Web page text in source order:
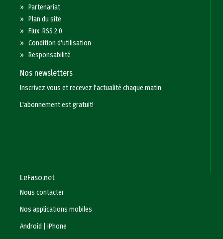
»Partenariat
»Plan du site
»Flux RSS 2.0
»Condition d'utilisation
»Responsabilité
Nos newsletters
Inscrivez vous et recevez l'actualité chaque matin
L'abonnement est gratuit!
LeFaso.net
Nous contacter
Nos applications mobiles
Android
|iPhone